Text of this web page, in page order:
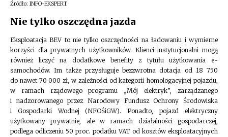
Źródło: INFO-EKSPERT
Nie tylko oszczędna jazda
Eksploatacja BEV to nie tylko oszczędności na ładowaniu i wymierne
korzyści dla prywatnych użytkowników. Klienci instytucjonalni mogą
również liczyć na dodatkowe benefity z tytułu użytkowania e-
samochodów. Im także przysługuje bezzwrotna dotacja od 18 750
do nawet 70 000 zł, w zależności od kategorii homologacyjnej pojazdu,
w ramach rządowego programu „Mój elektryk”, zarządzanego
i nadzorowanego przez Narodowy Fundusz Ochrony Środowiska
i Gospodarki Wodnej (NFOŚiGW). Ponadto, pojazd elektryczny
użytkowany prywatnie, ale w ramach działalności gospodarczej,
podlega odliczeniu 50 proc. podatku VAT od kosztów eksploatacyjnych